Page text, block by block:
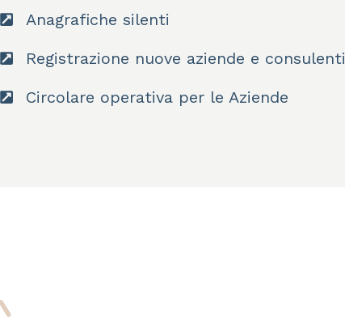
Anagrafiche silenti
Registrazione nuove aziende e consulenti
Circolare operativa per le Aziende